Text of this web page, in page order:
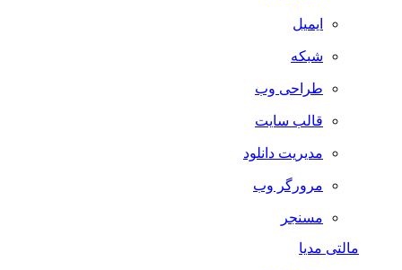
ایمیل
شبکه
طراحی وب
قالب سایت
مدیریت دانلود
مرورگر وب
مسنجر
مالتی مدیا